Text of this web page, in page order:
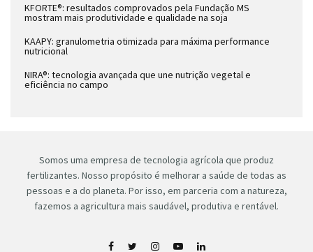
KFORTE®: resultados comprovados pela Fundação MS
mostram mais produtividade e qualidade na soja
KAAPY: granulometria otimizada para máxima performance
nutricional
NIRA®: tecnologia avançada que une nutrição vegetal e
eficiência no campo
Somos uma empresa de tecnologia agrícola que produz
fertilizantes. Nosso propósito é melhorar a saúde de todas as
pessoas e a do planeta. Por isso, em parceria com a natureza,
fazemos a agricultura mais saudável, produtiva e rentável.